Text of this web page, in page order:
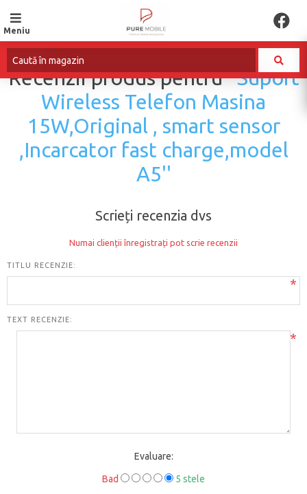
Meniu
Recenzii produs pentru Suport
Wireless Telefon Masina
15W,Original , smart sensor
,Incarcator fast charge,model
A5
Scrieți recenzia dvs
Numai clienții înregistrați pot scrie recenzii
TITLU RECENZIE:
*
TEXT RECENZIE:
*
Evaluare:
Bad 5 stele